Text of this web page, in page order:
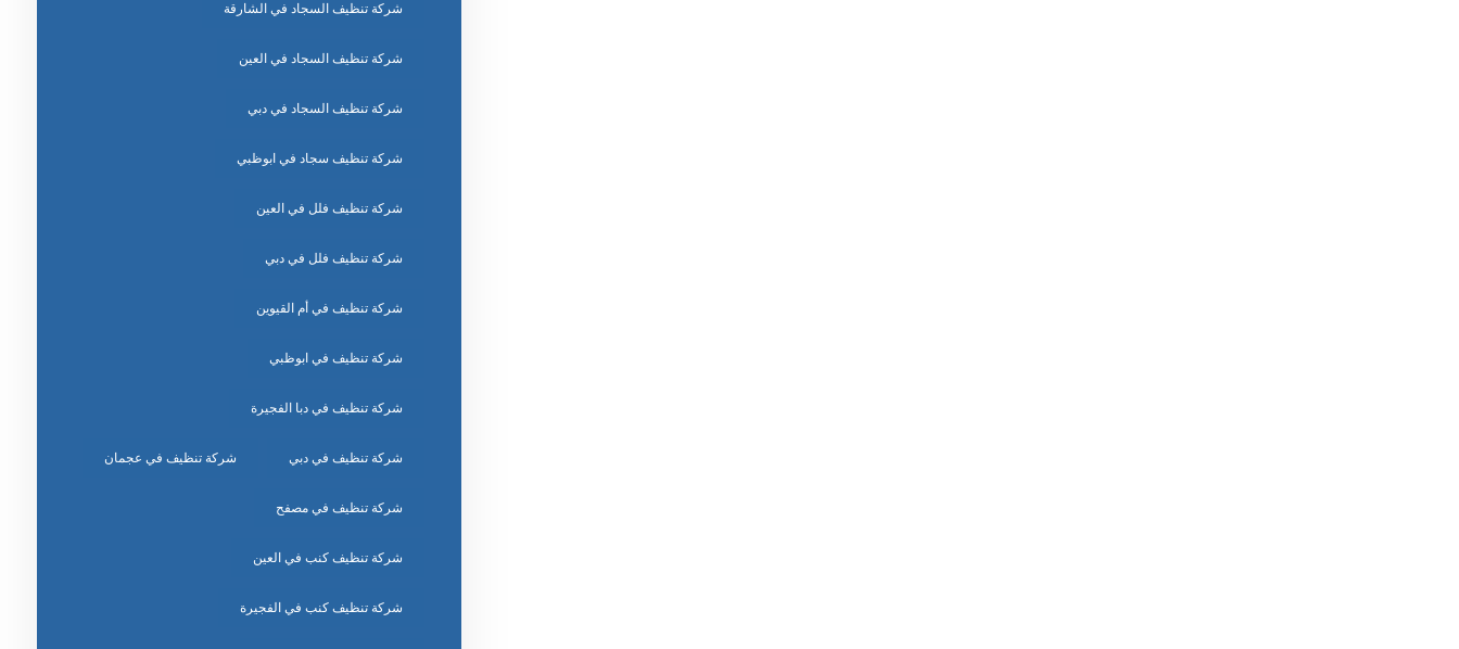
شركة تنظيف السجاد في الشارقة
شركة تنظيف السجاد في العين
شركة تنظيف السجاد في دبي
شركة تنظيف سجاد في ابوظبي
شركة تنظيف فلل في العين
شركة تنظيف فلل في دبي
شركة تنظيف في أم القيوين
شركة تنظيف في ابوظبي
شركة تنظيف في دبا الفجيرة
شركة تنظيف في دبي شركة تنظيف في عجمان
شركة تنظيف في مصفح
شركة تنظيف كنب في العين
شركة تنظيف كنب في الفجيرة